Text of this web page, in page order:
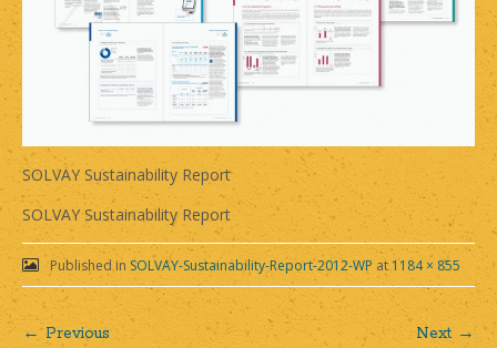
SOLVAY Sustainability Report
SOLVAY Sustainability Report
Published in SOLVAY-Sustainability-Report-2012-WP at 1184 × 855
← Previous Next →